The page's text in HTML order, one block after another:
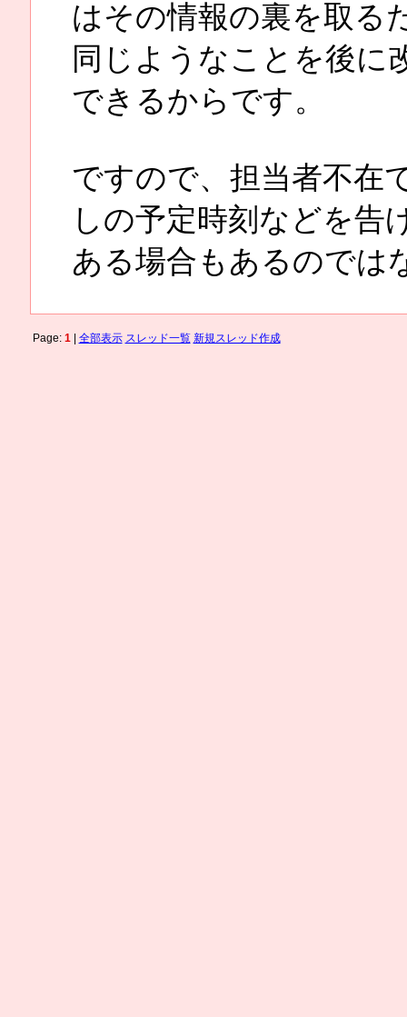
はその情報の裏を取る
同じようなことを後に
できるからです。
ですので、担当者不在
しの予定時刻などを告
ある場合もあるのでは
Page: 1| 全部表示 スレッド一覧 新規スレッド作成